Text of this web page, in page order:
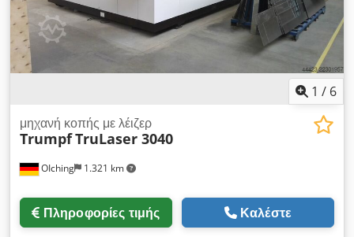
περιοχή εργασίας:
, Εξοπλισμός: μονάδα
ψύξης, Πρόκειται για ένα μηχάνημα με λίγες ώρες λειτουργίας
και χωρίς εμφανή ελαττώματα. Όλα τα εξαρτήματά του είναι
αυθεντικά και η συντήρησή του έχει πραγματοποιηθεί από το
εξουσιοδοτημένο κέντρο σέρβις. Chedpewpii Tjfx Anqsa
1 / 6
OIching 1.321 km
μηχανή κοπής με λέιζερ
TrumpfTruLaser 3040
Πληροφορίες τιμής Καλέστε